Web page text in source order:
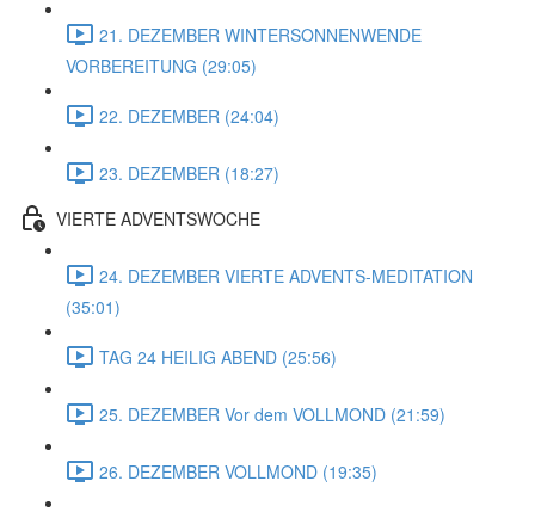
21. DEZEMBER WINTERSONNENWENDE
VORBEREITUNG (29:05)
22. DEZEMBER (24:04)
23. DEZEMBER (18:27)
VIERTE ADVENTSWOCHE
24. DEZEMBER VIERTE ADVENTS-MEDITATION
(35:01)
TAG 24 HEILIG ABEND (25:56)
25. DEZEMBER Vor dem VOLLMOND (21:59)
26. DEZEMBER VOLLMOND (19:35)